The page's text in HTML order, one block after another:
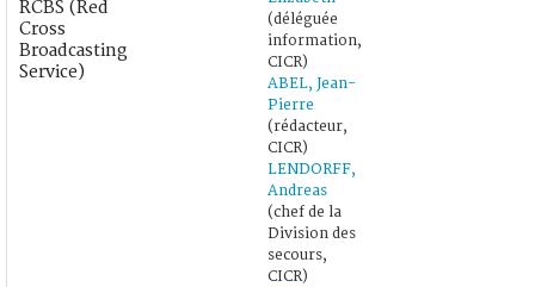
RCBS (Red
Cross
Broadcasting
Service)
(déléguée
information,
CICR)
ABEL, Jean-
Pierre
(rédacteur,
CICR)
LENDORFF,
Andreas
(chef de la
Division des
secours,
CICR)